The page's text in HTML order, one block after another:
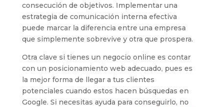
consecución de objetivos. Implementar una
estrategia de comunicación interna efectiva
puede marcar la diferencia entre una empresa
que simplemente sobrevive y otra que prospera.
Otra clave si tienes un negocio online es contar
con un posicionamiento web adecuado, pues es
la mejor forma de llegar a tus clientes
potenciales cuando estos hacen búsquedas en
Google. Si necesitas ayuda para conseguirlo, no